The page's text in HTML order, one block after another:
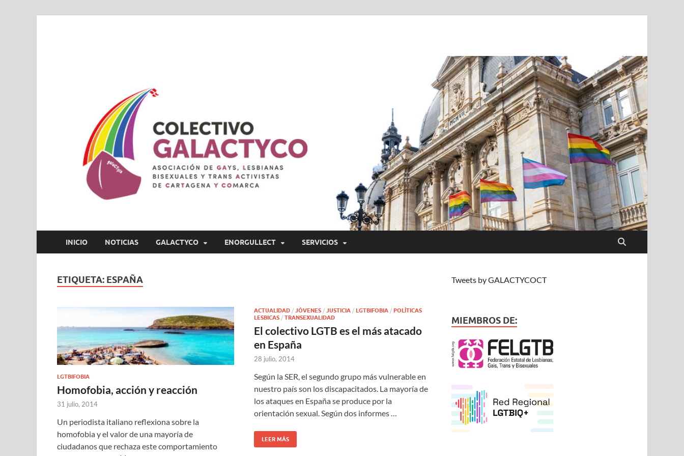
INICIO NOTICIAS GALACTYCO ENORGULLECT SERVICIOS
ETIQUETA: ESPAÑA
LGTBIFOBIA
Homofobia, acción y reacción
31 julio, 2014
Un periodista italiano reflexiona sobre la
homofobia y el valor de una mayoría de
ciudadanos que rechaza este comportamiento
ACTUALIDAD / JÓVENES / JUSTICIA / LGTBIFOBIA / POLÍTICAS
LESBICAS / TRANSEXUALIDAD
El colectivo LGTB es el más atacado
en España
28 julio, 2014
Según la SER, el segundo grupo más vulnerable en
nuestro país son los discapacitados. La mayoría de
los ataques en España se produce por la
orientación sexual. Según dos informes …
LEER MÁS
Tweets by GALACTYCOCT
MIEMBROS DE: